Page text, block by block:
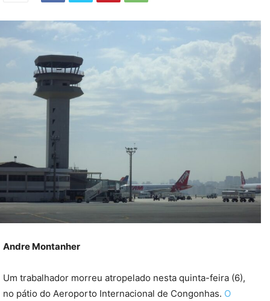
Andre Montanher
Um trabalhador morreu atropelado nesta quinta-feira (6),
no pátio do Aeroporto Internacional de Congonhas. O